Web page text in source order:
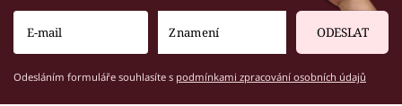
ODESLAT
Odesláním formuláře souhlasíte s podmínkami zpracování osobních údajů